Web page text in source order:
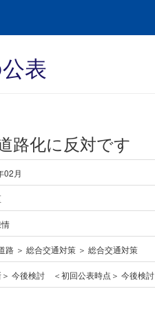
表
路化に反対です
02月
路 ＞ 総合交通対策 ＞ 総合交通対策
＞ 今後検討 ＜初回公表時点＞ 今後検討